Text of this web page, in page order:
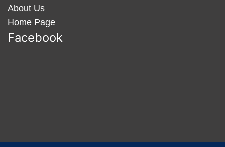
About Us
Home Page
Facebook